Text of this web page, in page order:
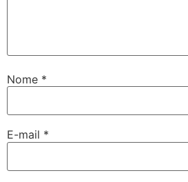
Nome *
E-mail *